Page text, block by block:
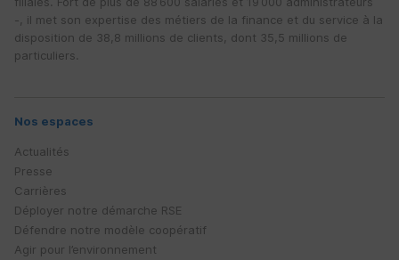
-, il met son expertise des métiers de la finance et du service à la
disposition de 38,8 millions de clients, dont 35,5 millions de
particuliers.
Nos espaces
Actualités
Presse
Carrières
Déployer notre démarche RSE
Défendre notre modèle coopératif
Agir pour l’environnement